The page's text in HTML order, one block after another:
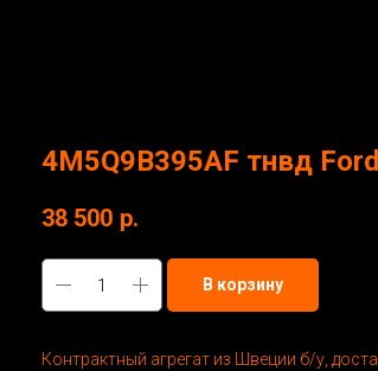
4M5Q9B395AF тнвд
38 500 р.
В корзину
Контрактный агрегат из Швеции б/у,